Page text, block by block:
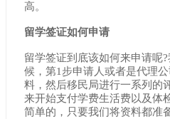
高。
留学签证如何申请
留学签证到底该如何来申请呢
候，第1步申请人或者是代理
料，然后移民局进行一系列的
来开始支付学费生活费以及体
简单的，只要我们将资料都准